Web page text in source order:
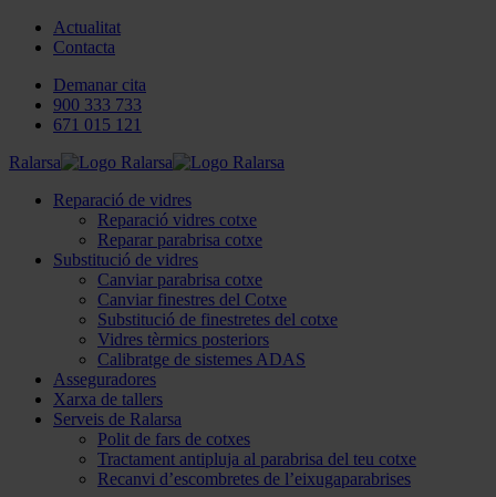
Actualitat
Contacta
Demanar cita
900 333 733
671 015 121
Ralarsa
Reparació de vidres
Reparació vidres cotxe
Reparar parabrisa cotxe
Substitució de vidres
Canviar parabrisa cotxe
Canviar finestres del Cotxe
Substitució de finestretes del cotxe
Vidres tèrmics posteriors
Calibratge de sistemes ADAS
Asseguradores
Xarxa de tallers
Serveis de Ralarsa
Polit de fars de cotxes
Tractament antipluja al parabrisa del teu cotxe
Recanvi d’escombretes de l’eixugaparabrises